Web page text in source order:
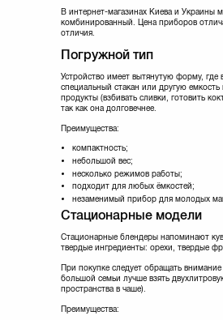
Sencor(28)
Stadler Form
Vimar(3)
Zelmer(10)
В интернет-магазинах Киева и Украины
комбинированный. Цена приборов
отличия.
Погружной тип
Устройство имеет вытянутую форму,
специальный стакан или другую
продукты (взбивать сливки, готовить
так как она долговечнее.
Преимущества:
компактность;
небольшой вес;
несколько режимов работы;
подходит для любых ёмкостей;
незаменимый прибор для молодых
Стационарные модели
Стационарные блендеры напоминают
твердые ингредиенты: орехи, твердые
При покупке следует обращать
большой семьи лучше взять
пространства в чаше).
Преимущества: